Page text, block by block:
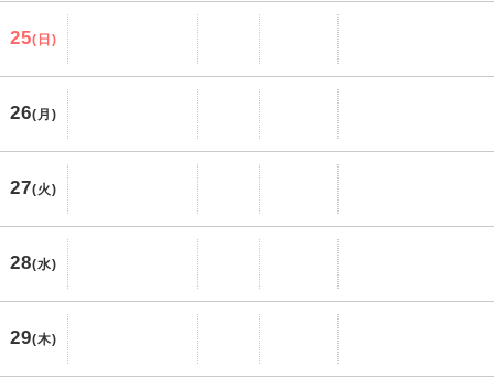
25(日)
26(月)
27(火)
28(水)
29(木)